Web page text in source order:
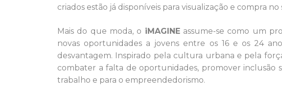
criados estão já disponíveis para visualização e compra no
Mais do que moda, o iMAGINEassume-se como um
novas oportunidades a jovens entre os 16 e os 24
desvantagem. Inspirado pela cultura urbana e pela
combater a falta de oportunidades, promover inclusão
trabalho e para o empreendedorismo.